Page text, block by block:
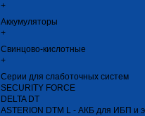
+
Аккумуляторы
+
Свинцово-кислотные
+
Серии для слаботочных систем
SECURITY FORCE
DELTA DT
ASTERION DTM L - АКБ для ИБП и